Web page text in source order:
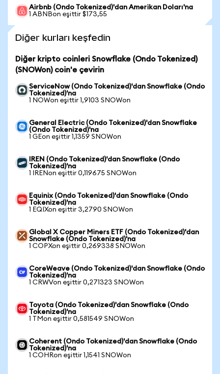
Airbnb (Ondo Tokenized)'dan Amerikan Doları'na
1 ABNBon eşittir $173,55
Diğer kurları keşfedin
Diğer kripto coinleri Snowflake (Ondo Tokenized)
(SNOWon) coin'e çevirin
ServiceNow (Ondo Tokenized)'dan Snowflake (Ondo
Tokenized)'na
1 NOWon eşittir 1,9103 SNOWon
General Electric (Ondo Tokenized)'dan Snowflake
(Ondo Tokenized)'na
1 GEon eşittir 1,1359 SNOWon
IREN (Ondo Tokenized)'dan Snowflake (Ondo
Tokenized)'na
1 IRENon eşittir 0,119675 SNOWon
Equinix (Ondo Tokenized)'dan Snowflake (Ondo
Tokenized)'na
1 EQIXon eşittir 3,2790 SNOWon
Global X Copper Miners ETF (Ondo Tokenized)'dan
Snowflake (Ondo Tokenized)'na
1 COPXon eşittir 0,269338 SNOWon
CoreWeave (Ondo Tokenized)'dan Snowflake (Ondo
Tokenized)'na
1 CRWVon eşittir 0,271323 SNOWon
Toyota (Ondo Tokenized)'dan Snowflake (Ondo
Tokenized)'na
1 TMon eşittir 0,581549 SNOWon
Coherent (Ondo Tokenized)'dan Snowflake (Ondo
Tokenized)'na
1 COHRon eşittir 1,1541 SNOWon